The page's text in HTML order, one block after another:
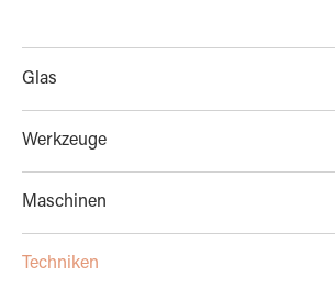
Glas
Werkzeuge
Maschinen
Techniken